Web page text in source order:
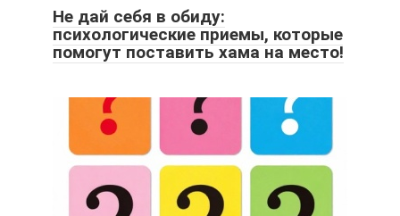
Не дай себя в обиду:
психологические приемы, которые
помогут поставить хама на место!